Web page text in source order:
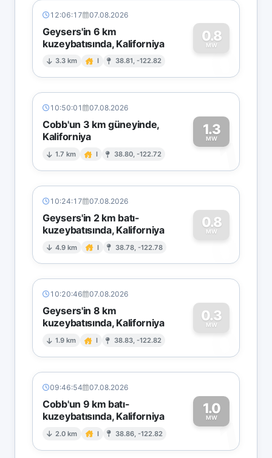
12:06:17 07.08.2026
Geysers'in 6 km
kuzeybatısında, Kaliforniya
3.3 km I 38.81, -122.82
0.8
MW
0
10:50:01 07.08.2026
Cobb'un 3 km güneyinde,
Kaliforniya
1.7 km I 38.80, -122.72
1.3
MW1
10:24:17 07.08.2026
Geysers'in 2 km batı-
kuzeybatısında, Kaliforniya
4.9 km I 38.78, -122.78
0.8
MW
0
10:20:46 07.08.2026
Geysers'in 8 km
kuzeybatısında, Kaliforniya
1.9 km I 38.83, -122.82
0.3
MW
0
09:46:54 07.08.2026
Cobb'un 9 km batı-
kuzeybatısında, Kaliforniya
2.0 km I 38.86, -122.82
1.0
MW1